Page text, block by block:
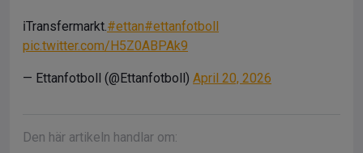
ℹ️Transfermarkt.#ettan#ettanfotboll
pic.twitter.com/H5Z0ABPAk9
— Ettanfotboll (@Ettanfotboll) April 20, 2026
Den här artikeln handlar om: